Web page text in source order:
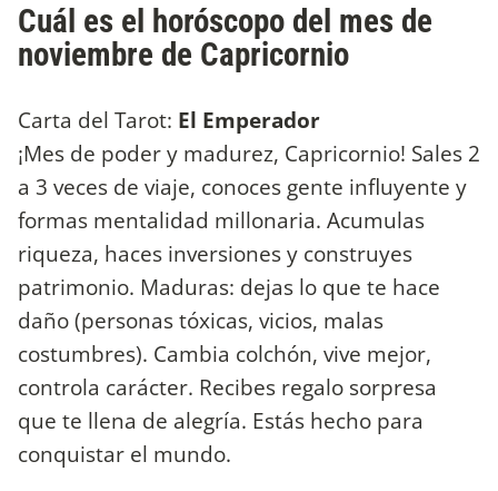
Cuál es el horóscopo del mes de
noviembre de Capricornio
Carta del Tarot: El Emperador
¡Mes de poder y madurez, Capricornio! Sales 2
a 3 veces de viaje, conoces gente influyente y
formas mentalidad millonaria. Acumulas
riqueza, haces inversiones y construyes
patrimonio. Maduras: dejas lo que te hace
daño (personas tóxicas, vicios, malas
costumbres). Cambia colchón, vive mejor,
controla carácter. Recibes regalo sorpresa
que te llena de alegría. Estás hecho para
conquistar el mundo.